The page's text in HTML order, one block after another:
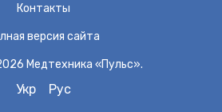
Контакты
версия сайта
Медтехника «Пульс».
Укр Рус